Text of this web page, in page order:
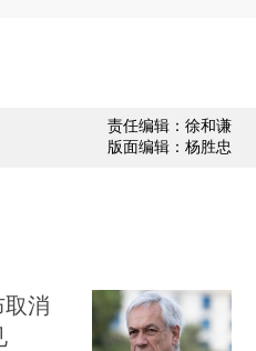
责任编辑：徐和谦
版面编辑：杨胜忠
消